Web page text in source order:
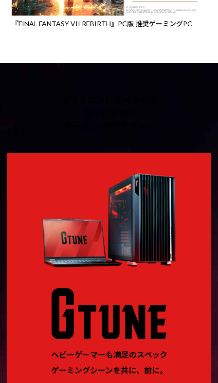
『FINAL FANTASY VII REBIRTH』PC版 推奨ゲーミングPC
ヘビーゲーマーも満足のスペック
ゲーミングシーンを共に、前に。